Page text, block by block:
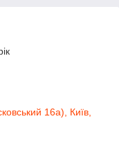
16а), Київ,